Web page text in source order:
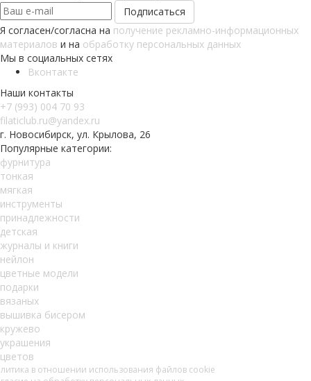
Я согласен/согласна на получение рекламно-информационных
материалов и на обработку персональных данных
Мы в социальных сетях
Вконтакте
Наши контакты
+7 (993) 004 70 93
filaticlub.ru@yandex.ru
г. Новосибирск, ул. Крылова, 26
Популярные категории:
фурнитура
тонкая
мягкая
инструменты
принадлежности
детская
журналы и книги
нейлон
цветные модели
подарки
вязаных
вышивка бисером
кружево
украшения
цветов
в отношении использования файлов cookie